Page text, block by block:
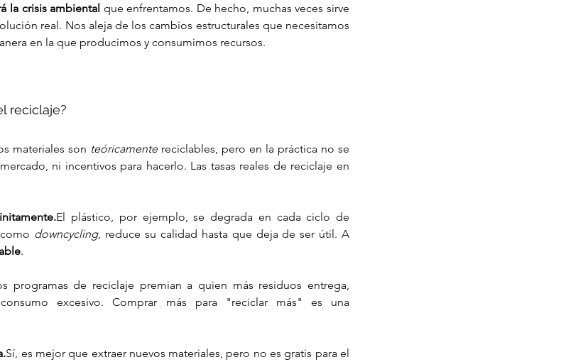
la crisis ambiental que enfrentamos. De hecho, muchas veces sirve
real. Nos aleja de los cambios estructurales que necesitamos
en la que producimos y consumimos recursos.
reciclaje?
materiales son teóricamente reciclables, pero en la práctica no se
ni incentivos para hacerlo. Las tasas reales de reciclaje en
El plástico, por ejemplo, se degrada en cada ciclo de
downcycling, reduce su calidad hasta que deja de ser útil. A
.
programas de reciclaje premian a quien más residuos entrega,
excesivo. Comprar más para "reciclar más" es una
Sí, es mejor que extraer nuevos materiales, pero no es gratis para el